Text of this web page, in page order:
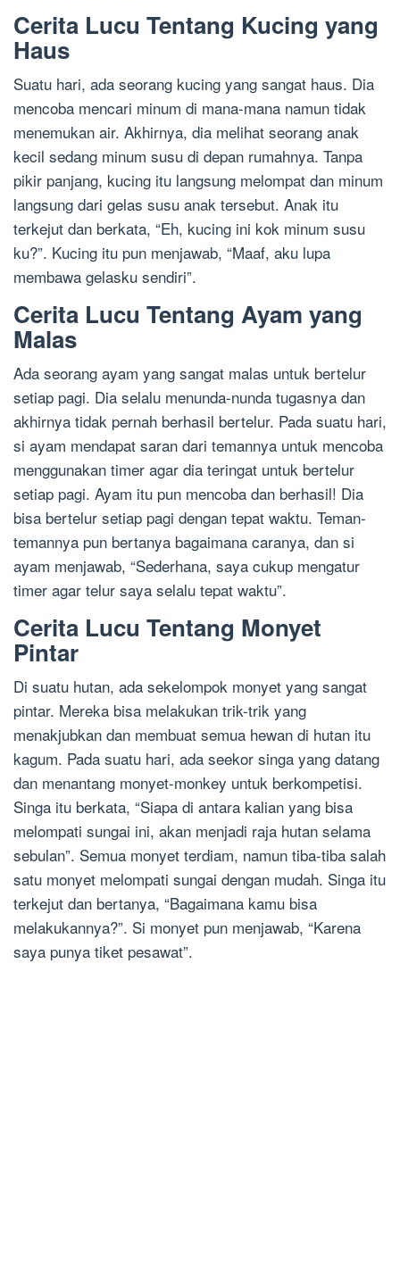
Cerita Lucu Tentang Kucing yang
Haus
Suatu hari, ada seorang kucing yang sangat haus. Dia
mencoba mencari minum di mana-mana namun tidak
menemukan air. Akhirnya, dia melihat seorang anak
kecil sedang minum susu di depan rumahnya. Tanpa
pikir panjang, kucing itu langsung melompat dan minum
langsung dari gelas susu anak tersebut. Anak itu
terkejut dan berkata, “Eh, kucing ini kok minum susu
ku?”. Kucing itu pun menjawab, “Maaf, aku lupa
membawa gelasku sendiri”.
Cerita Lucu Tentang Ayam yang
Malas
Ada seorang ayam yang sangat malas untuk bertelur
setiap pagi. Dia selalu menunda-nunda tugasnya dan
akhirnya tidak pernah berhasil bertelur. Pada suatu hari,
si ayam mendapat saran dari temannya untuk mencoba
menggunakan timer agar dia teringat untuk bertelur
setiap pagi. Ayam itu pun mencoba dan berhasil! Dia
bisa bertelur setiap pagi dengan tepat waktu. Teman-
temannya pun bertanya bagaimana caranya, dan si
ayam menjawab, “Sederhana, saya cukup mengatur
timer agar telur saya selalu tepat waktu”.
Cerita Lucu Tentang Monyet
Pintar
Di suatu hutan, ada sekelompok monyet yang sangat
pintar. Mereka bisa melakukan trik-trik yang
menakjubkan dan membuat semua hewan di hutan itu
kagum. Pada suatu hari, ada seekor singa yang datang
dan menantang monyet-monkey untuk berkompetisi.
Singa itu berkata, “Siapa di antara kalian yang bisa
melompati sungai ini, akan menjadi raja hutan selama
sebulan”. Semua monyet terdiam, namun tiba-tiba salah
satu monyet melompati sungai dengan mudah. Singa itu
terkejut dan bertanya, “Bagaimana kamu bisa
melakukannya?”. Si monyet pun menjawab, “Karena
saya punya tiket pesawat”.